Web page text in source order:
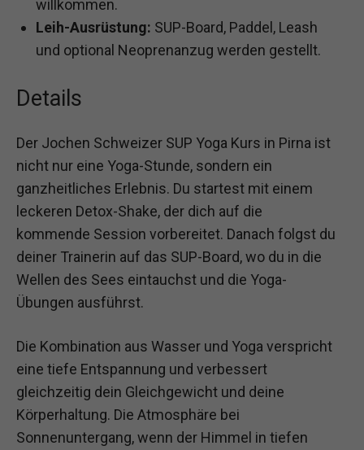
willkommen.
Leih-Ausrüstung: SUP-Board, Paddel, Leash
und optional Neoprenanzug werden gestellt.
Details
Der Jochen Schweizer SUP Yoga Kurs in Pirna ist
nicht nur eine Yoga-Stunde, sondern ein
ganzheitliches Erlebnis. Du startest mit einem
leckeren Detox-Shake, der dich auf die
kommende Session vorbereitet. Danach folgst du
deiner Trainerin auf das SUP-Board, wo du in die
Wellen des Sees eintauchst und die Yoga-
Übungen ausführst.
Die Kombination aus Wasser und Yoga verspricht
eine tiefe Entspannung und verbessert
gleichzeitig dein Gleichgewicht und deine
Körperhaltung. Die Atmosphäre bei
Sonnenuntergang, wenn der Himmel in tiefen